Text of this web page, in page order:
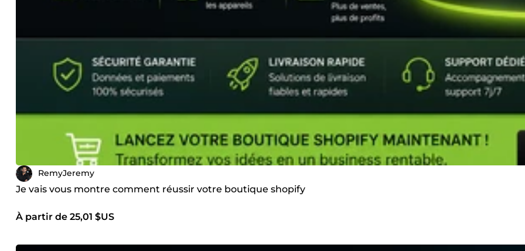
RemyJeremy
Je vais vous montre comment réussir votre boutique shopify
À partir de 25,01 $US